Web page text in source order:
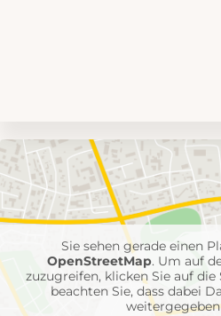
mit
Feuerwehr-
Einheiten
Sie sehen gerade einen
OpenStreetMap. Um auf
zuzugreifen, klicken Sie auf
beachten Sie, dass dabei